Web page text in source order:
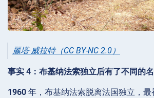
麗塔·威拉特（CC BY-NC 2.0）
事实 4：布基纳法索独立后有了不同的
1960 年，布基纳法索脱离法国独立，最